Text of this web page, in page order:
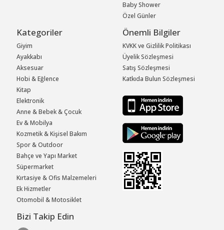
Baby Shower
Özel Günler
Kategoriler
Giyim
Ayakkabı
Aksesuar
Hobi & Eğlence
Kitap
Elektronik
Anne & Bebek & Çocuk
Ev & Mobilya
Kozmetik & Kişisel Bakım
Spor & Outdoor
Bahçe ve Yapı Market
Süpermarket
Kırtasiye & Ofis Malzemeleri
Ek Hizmetler
Otomobil & Motosiklet
Önemli Bilgiler
KVKK ve Gizlilik Politikası
Üyelik Sözleşmesi
Satış Sözleşmesi
Katkıda Bulun Sözleşmesi
Bizi Takip Edin